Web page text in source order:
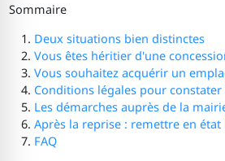
Sommaire
Deux situations bien distinctes
Vous êtes héritier d'une
Vous souhaitez acquérir un
Conditions légales pour constater
Les démarches auprès de la
Après la reprise : remettre en état
FAQ